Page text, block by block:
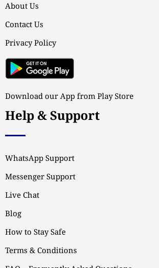
About Us
Contact Us
Privacy Policy
Download our App from Play Store
Help & Support
WhatsApp Support
Messenger Support
Live Chat
Blog
How to Stay Safe
Terms & Conditions